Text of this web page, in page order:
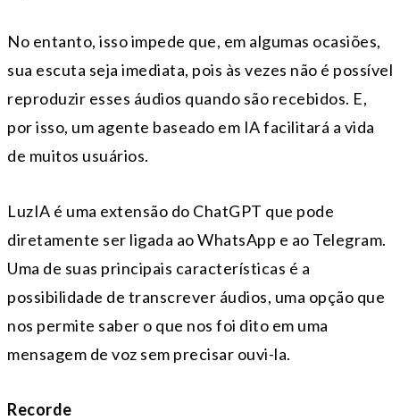
No entanto, isso impede que, em algumas ocasiões,
sua escuta seja imediata, pois às vezes não é possível
reproduzir esses áudios quando são recebidos. E,
por isso, um agente baseado em IA facilitará a vida
de muitos usuários.
LuzIA é uma extensão do ChatGPT que pode
diretamente ser ligada ao WhatsApp e ao Telegram.
Uma de suas principais características é a
possibilidade de transcrever áudios, uma opção que
nos permite saber o que nos foi dito em uma
mensagem de voz sem precisar ouvi-la.
Recorde